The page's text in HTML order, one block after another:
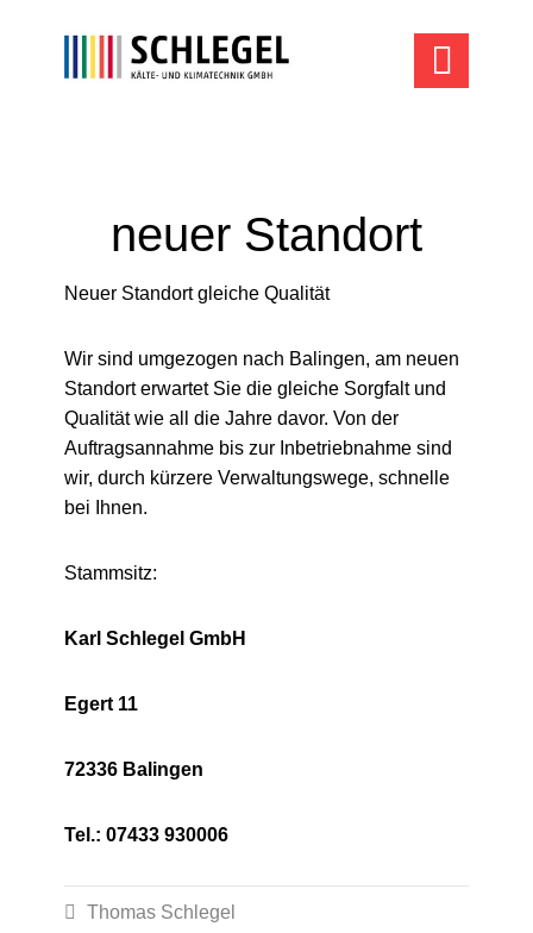

neuer Standort
Neuer Standort gleiche Qualität
Wir sind umgezogen nach Balingen, am neuen
Standort erwartet Sie die gleiche Sorgfalt und
Qualität wie all die Jahre davor. Von der
Auftragsannahme bis zur Inbetriebnahme sind
wir, durch kürzere Verwaltungswege, schnelle
bei Ihnen.
Stammsitz:
Karl Schlegel GmbH
Egert 11
72336 Balingen
Tel.: 07433 930006

Thomas Schlegel